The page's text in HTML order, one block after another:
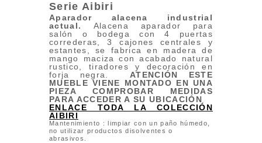
Serie Aibiri
Aparador alacena industrial
actual. Alacena aparador para
salón o bodega con 4 puertas
correderas, 3 cajones centrales y
estantes, se fabrica en madera de
mango maciza con acabado natural
rustico, tiradores y decoración en
forja negra. ATENCIÓN ESTE
MUEBLE VIENE MONTADO EN UNA
PIEZA COMPROBAR MEDIDAS
PARA ACCEDER A SU UBICACIÓN
ENLACE TODA LA COLECCIÓN
AIBIRI
Mantenimiento : limpiar con un paño húmedo,
no utilizar productos disolventes o
abrasivos.